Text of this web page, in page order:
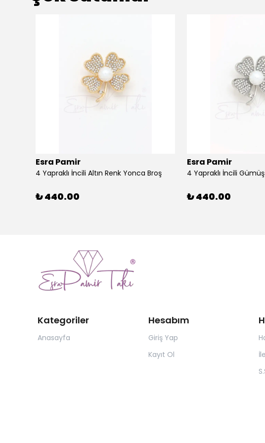
Esra Pamir
4 Yapraklı İncili Altın Renk Yonca Broş
₺ 440.00
Esra Pamir
4 Yapraklı İncili
₺ 440.00
Kategoriler
Anasayfa
Hesabım
Giriş Yap
Kayıt Ol